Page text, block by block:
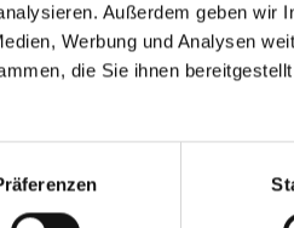
Außerdem geben wir
Werbung und Analysen
die Sie ihnen